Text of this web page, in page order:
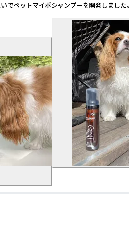
でペットマイボシャンプーを開発しました。